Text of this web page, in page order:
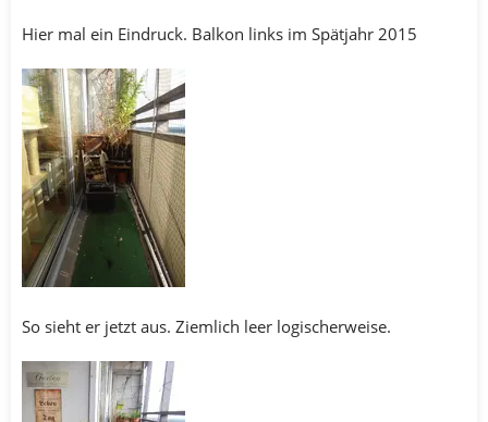
Hier mal ein Eindruck. Balkon links im Spätjahr 2015
So sieht er jetzt aus. Ziemlich leer logischerweise.